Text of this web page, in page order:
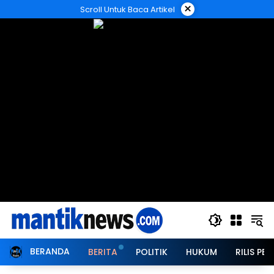
ke
Scroll Untuk Baca Artikel ×
BERANDA BERITA POLITIK HUKUM RILIS